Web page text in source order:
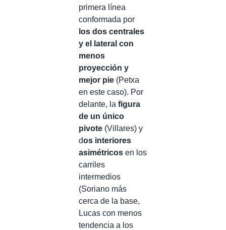
primera línea
conformada por
los dos centrales
y el lateral con
menos
proyección y
mejor pie (Petxa
en este caso). Por
delante, la figura
de un único
pivote (Villares) y
dos interiores
asimétricos en los
carriles
intermedios
(Soriano más
cerca de la base,
Lucas con menos
tendencia a los